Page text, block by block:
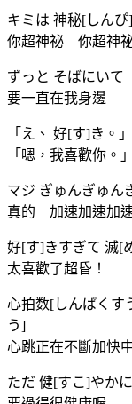
キミは 神秘[しん
你超神祕 你超神
ずっと そばにいて
要一直在我身邊
「え、 好[す]き。」
「嗯，我喜歡你。」
マジ ぎゅんぎゅん
真的 加速加速加
好[す]きすぎて 滅[
太喜歡了超昏！
心拍数[しんぱくす
う]
心跳正在不斷加快
ただ 健[すこ]やか